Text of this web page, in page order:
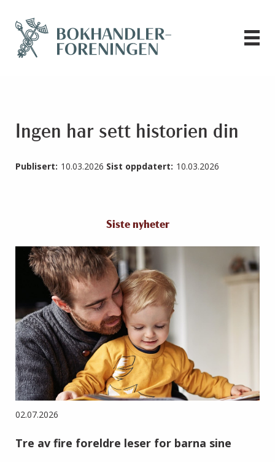
Ingen har sett historien din
Publisert: 10.03.2026 Sist oppdatert: 10.03.2026
Siste nyheter
02.07.2026
Tre av fire foreldre leser for barna sine